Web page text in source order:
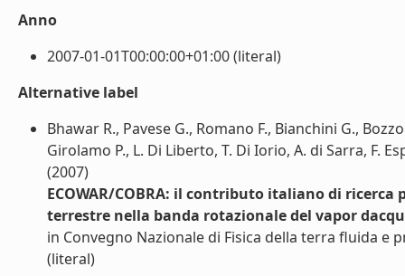
Anno
2007-01-01T00:00:00+01:00 (literal)
Alternative label
Bhawar R., Pavese G., Romano F., Bianchini G.,
Girolamo P., L. Di Liberto, T. Di Iorio, A. di Sarra, F.
(2007)
ECOWAR/COBRA: il contributo italiano di
terrestre nella banda rotazionale del vapor
in Convegno Nazionale di Fisica della terra fluida e
(literal)